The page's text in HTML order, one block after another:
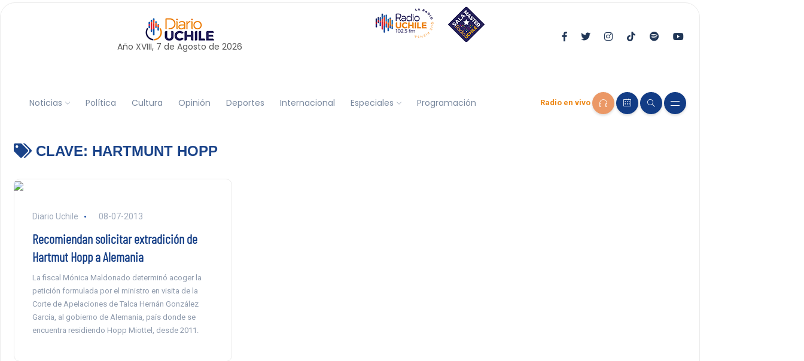
Año XVIII, 7 de Agosto de 2026
Noticias Política Cultura Opinión Deportes Internacional Especiales Programación Radio en vivo
CLAVE: HARTMUNT HOPP
Diario Uchile 08-07-2013
Recomiendan solicitar extradición de
Hartmut Hopp a Alemania
La fiscal Mónica Maldonado determinó acoger la
petición formulada por el ministro en visita de la
Corte de Apelaciones de Talca Hernán González
García, al gobierno de Alemania, país donde se
encuentra residiendo Hopp Miottel, desde 2011.